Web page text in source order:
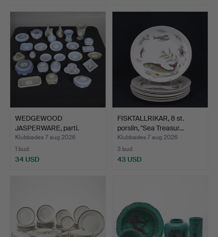
WEDGEWOOD
JASPERWARE, parti.
Klubbades 7 aug 2026
1 bud
34 USD
FISKTALLRIKAR, 8 st.
porslin, "Sea Treasur…
Klubbades 7 aug 2026
3 bud
43 USD